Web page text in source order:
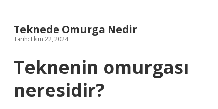
Teknede Omurga Nedir
Tarih: Ekim 22, 2024
Teknenin omurgası
neresidir?